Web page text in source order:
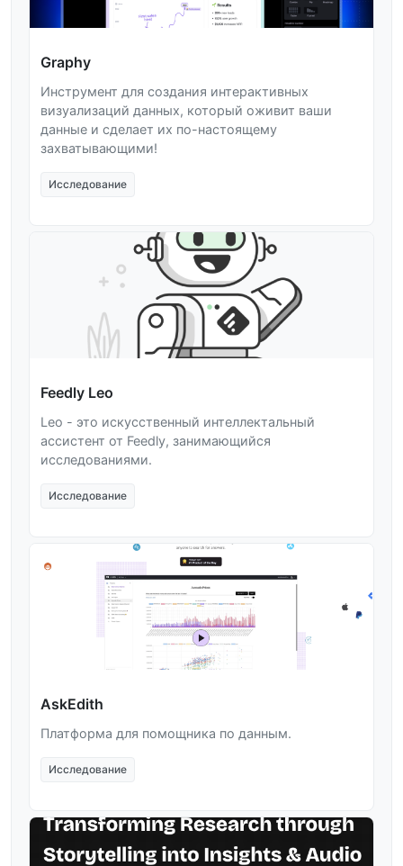
Graphy
Инструмент для создания интерактивных
визуализаций данных, который оживит ваши
данные и сделает их по-настоящему
захватывающими!
Исследование
Feedly Leo
Leo - это искусственный интеллектальный
ассистент от Feedly, занимающийся
исследованиями.
Исследование
AskEdith
Платформа для помощника по данным.
Исследование